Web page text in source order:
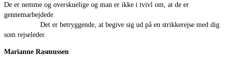
De er nemme og overskuelige og man er ikke i tvivl om, at de er
gennemarbejdede.
Det er betryggende, at begive sig ud på en strikkerejse med dig
som rejseleder.
Marianne Rasmussen